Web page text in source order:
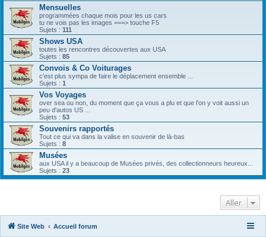
Mensuelles
programmées chaque mois pour les us cars
tu ne vois pas les images ===> touche F5
Sujets : 111
Shows USA
toutes les rencontres découvertes aux USA
Sujets : 85
Convois & Co Voiturages
c'est plus sympa de faire le déplacement ensemble ...
Sujets : 1
Vos Voyages
over sea ou non, du moment que ça vous a plu et que l'on y voit aussi un
peu d'autos US ...
Sujets : 53
Souvenirs rapportés
Tout ce qui va dans la valise en souvenir de là-bas
Sujets : 8
Musées
aux USA il y a beaucoup de Musées privés, des collectionneurs heureux...
Sujets : 23
Aller
Site Web Accueil forum